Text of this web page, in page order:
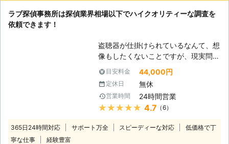
おかしいと感じたら、早急にご相談下
で守秘義務が義務付けられていますの
でご安心ください。実は、盗聴という
のはそれ自体は犯罪行為にならず、
中々警察が動いてくれることがありま
せん。事件性がはっきりしないこと
は、警察は動いてくれないですから、
私達探偵の出番です。盗聴器は仕掛け
る場所がだいたい決まっています。回
りから見えにくい場所、置いてあって
ラブ探偵事務所は探偵業界相場以下でハイクオリティーな調査を
依頼できます！
盗聴器が仕掛けられているなんて、想
像もしたくないことですが、現実問
題、色んなところで盗聴器が仕掛けら
れているケースはとても多いです。何
故なら、盗聴器は一般の方でも簡単に
購入出来る物。中には、親しい人がこ
っそり盗聴器を仕掛けるということも
も早く発見することが大事になりま
目安料金 44,000円
定休日 無休
営業時間 24時間営業
★★★★★ 4.7 （6）
365日24時間対応 サポート万全 スピーディーな対応
低価格で丁
寧な仕事
経験豊富